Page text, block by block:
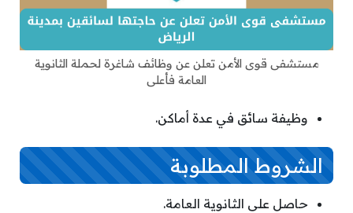
مستشفى قوى الأمن تعلن عن وظائف شاغرة لحملة الثانوية
العامة فأعلى
وظيفة سائق في عدة أماكن.
الشروط المطلوبة
حاصل على الثانوية العامة.